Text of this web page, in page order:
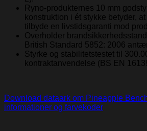
Ryno-produkternes 10 mm
konstruktion i ét stykke betyder,
tilbyde en livstidsgaranti mod
Overholder
British Standard 5852: 2006
Styrke og stabilitetstestet til
kontraktanvendelse (BS EN
Download dataark om Pineapple
informationer og farvekoder